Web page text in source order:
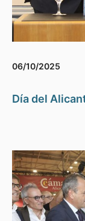
06/10/2025
Día del